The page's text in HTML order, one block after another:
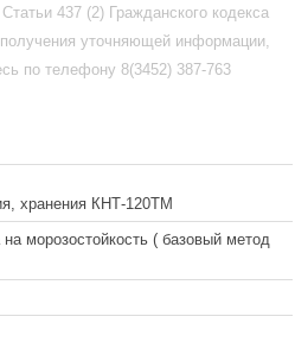
437 (2) Гражданского кодекса
уточняющей информации,
по телефону 8(3452) 387-763
хранения КНТ-120ТМ
морозостойкость ( базовый метод